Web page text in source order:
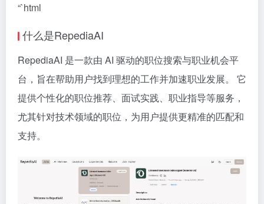
“`html
什么是RepediaAI
RepediaAI 是一款由 AI 驱动的职位搜索与职业机会平
台，旨在帮助用户找到理想的工作并加速职业发展。 它
提供个性化的职位推荐、面试实践、职业指导等服务，
尤其针对技术领域的职位，为用户提供更精准的匹配和
支持。